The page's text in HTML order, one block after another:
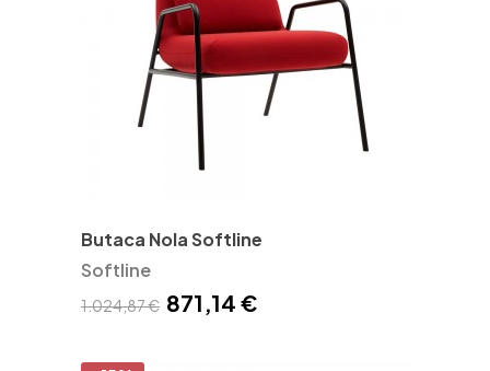
Butaca Nola Softline
Softline
1.024,87 € 871,14 €